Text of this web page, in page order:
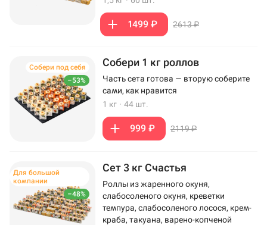
1499 ₽ 2613 ₽
–53%
Собери под себя Собери 1 кг роллов
Часть сета готова — вторую соберите
сами, как нравится
1 кг · 44 шт.
999 ₽ 2119 ₽
–48%
Для большой
компании
Сет 3 кг Счастья
Роллы из жаренного окуня,
слабосоленого окуня, креветки
темпура, слабосоленого лосося, крем-
краба, такуана, варено-копченой